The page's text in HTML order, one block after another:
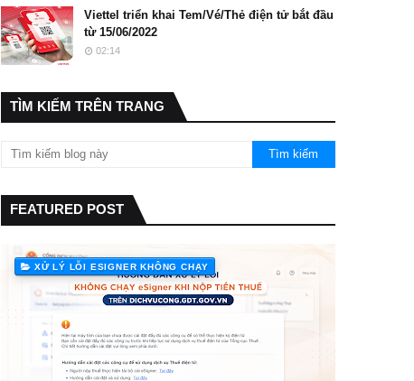
Viettel triển khai Tem/Vé/Thẻ điện tử bắt đầu
từ 15/06/2022
02:14
TÌM KIẾM TRÊN TRANG
FEATURED POST
XỬ LÝ LỖI ESIGNER KHÔNG CHẠY